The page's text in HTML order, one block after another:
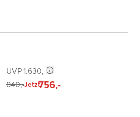
UVP 1.630,-
840,-Jetzt756,-